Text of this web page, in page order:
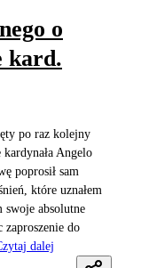
o
kard.
po raz kolejny
Angelo
poprosił sam
które uznałem
swoje absolutne
zaproszenie do
dalej